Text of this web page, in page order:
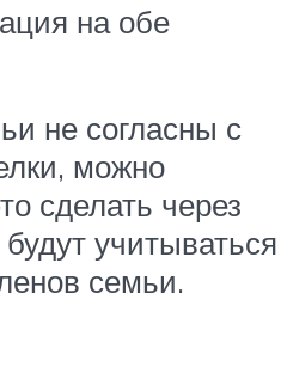
на обе
не согласны с
можно
сделать через
учитываться
семьи.